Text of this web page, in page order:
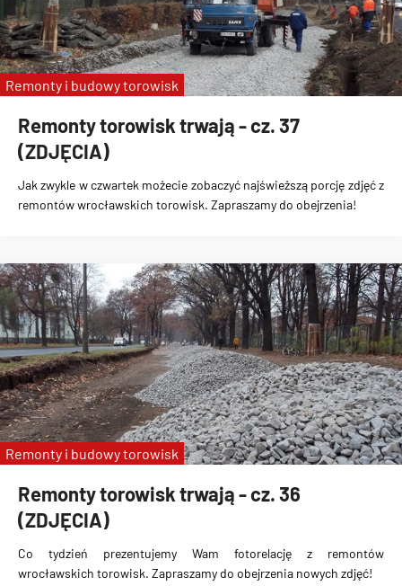
Remonty torowisk trwają - cz. 37
(ZDJĘCIA)
Jak zwykle w czwartek możecie zobaczyć najświeższą porcję zdjęć z
remontów wrocławskich torowisk. Zapraszamy do obejrzenia!
Remonty i budowy torowisk
Remonty torowisk trwają - cz. 36
(ZDJĘCIA)
Co tydzień prezentujemy Wam fotorelację z remontów
wrocławskich torowisk. Zapraszamy do obejrzenia nowych zdjęć!
Remonty i budowy torowisk